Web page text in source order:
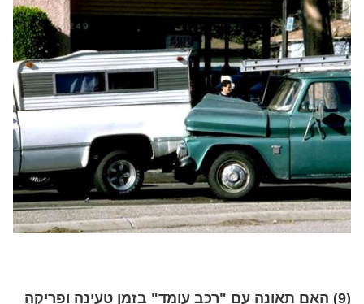
(9) האם תאונה עם "רכב עומד" בזמן טעינה ופריקה